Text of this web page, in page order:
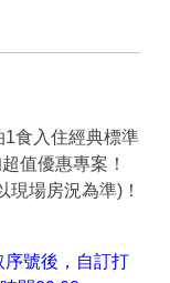
食入住經典標準
值優惠專案！
場房況為準)！
號後，自訂打